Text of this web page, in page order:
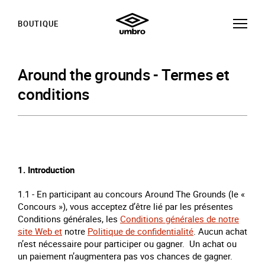
BOUTIQUE
Around the grounds - Termes et
conditions
1. Introduction
1.1 - En participant au concours Around The Grounds (le «
Concours »), vous acceptez d’être lié par les présentes
Conditions générales, les Conditions générales de notre
site Web et notre Politique de confidentialité. Aucun achat
n’est nécessaire pour participer ou gagner. Un achat ou
un paiement n’augmentera pas vos chances de gagner.